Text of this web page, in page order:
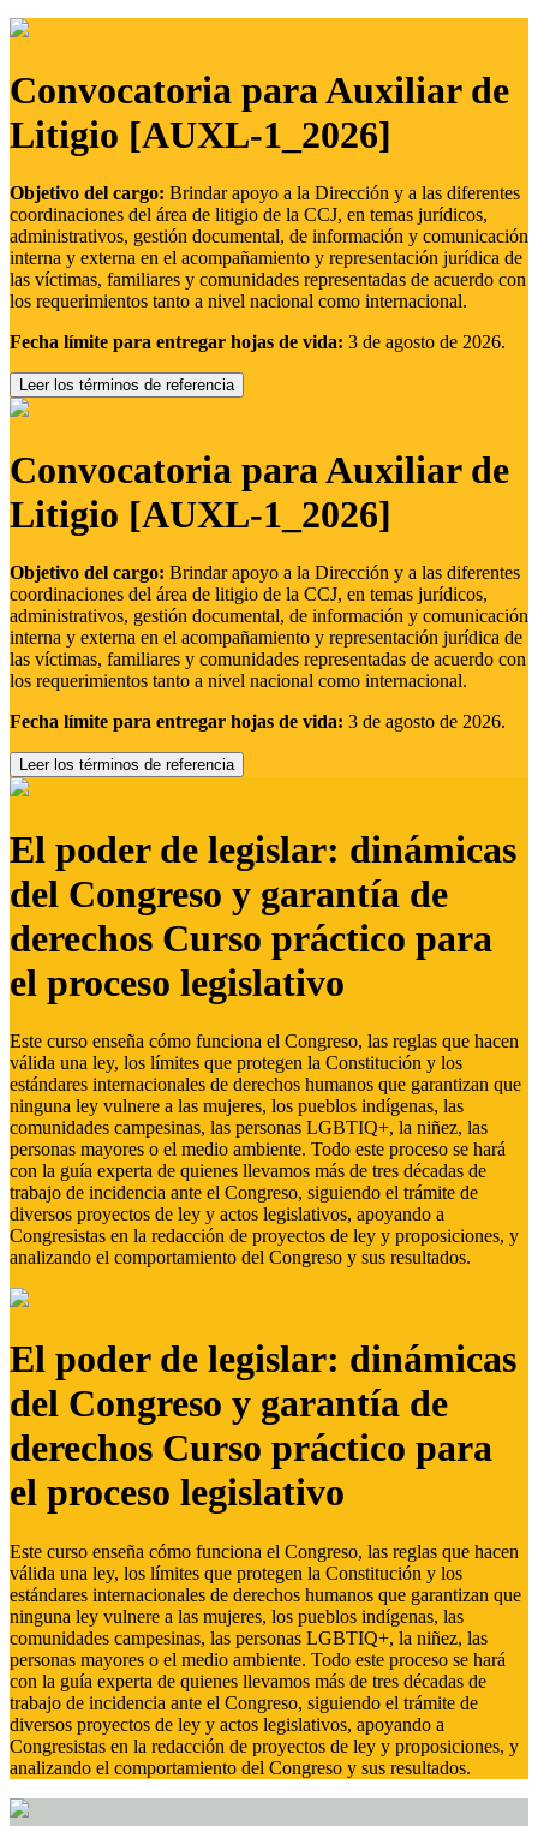
Convocatoria para Auxiliar de
Litigio [AUXL-1_2026]
Objetivo del cargo: Brindar apoyo a la Dirección y a las diferentes
coordinaciones del área de litigio de la CCJ, en temas jurídicos,
administrativos, gestión documental, de información y comunicación
interna y externa en el acompañamiento y representación jurídica de
las víctimas, familiares y comunidades representadas de acuerdo con
los requerimientos tanto a nivel nacional como internacional.
Fecha límite para entregar hojas de vida: 3 de agosto de 2026.
Leer los términos de referencia
Convocatoria para Auxiliar de
Litigio [AUXL-1_2026]
Objetivo del cargo: Brindar apoyo a la Dirección y a las diferentes
coordinaciones del área de litigio de la CCJ, en temas jurídicos,
administrativos, gestión documental, de información y comunicación
interna y externa en el acompañamiento y representación jurídica de
las víctimas, familiares y comunidades representadas de acuerdo con
los requerimientos tanto a nivel nacional como internacional.
Fecha límite para entregar hojas de vida: 3 de agosto de 2026.
Leer los términos de referencia
El poder de legislar: dinámicas
del Congreso y garantía de
derechos Curso práctico para
el proceso legislativo
Este curso enseña cómo funciona el Congreso, las reglas que hacen
válida una ley, los límites que protegen la Constitución y los
estándares internacionales de derechos humanos que garantizan que
ninguna ley vulnere a las mujeres, los pueblos indígenas, las
comunidades campesinas, las personas LGBTIQ+, la niñez, las
personas mayores o el medio ambiente. Todo este proceso se hará
con la guía experta de quienes llevamos más de tres décadas de
trabajo de incidencia ante el Congreso, siguiendo el trámite de
diversos proyectos de ley y actos legislativos, apoyando a
Congresistas en la redacción de proyectos de ley y proposiciones, y
analizando el comportamiento del Congreso y sus resultados.
El poder de legislar: dinámicas
del Congreso y garantía de
derechos Curso práctico para
el proceso legislativo
Este curso enseña cómo funciona el Congreso, las reglas que hacen
válida una ley, los límites que protegen la Constitución y los
estándares internacionales de derechos humanos que garantizan que
ninguna ley vulnere a las mujeres, los pueblos indígenas, las
comunidades campesinas, las personas LGBTIQ+, la niñez, las
personas mayores o el medio ambiente. Todo este proceso se hará
con la guía experta de quienes llevamos más de tres décadas de
trabajo de incidencia ante el Congreso, siguiendo el trámite de
diversos proyectos de ley y actos legislativos, apoyando a
Congresistas en la redacción de proyectos de ley y proposiciones, y
analizando el comportamiento del Congreso y sus resultados.